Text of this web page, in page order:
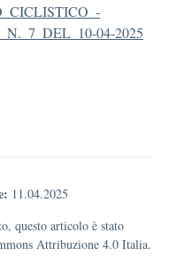
04-2025
11.04.2025
questo articolo è stato
Attribuzione 4.0 Italia.